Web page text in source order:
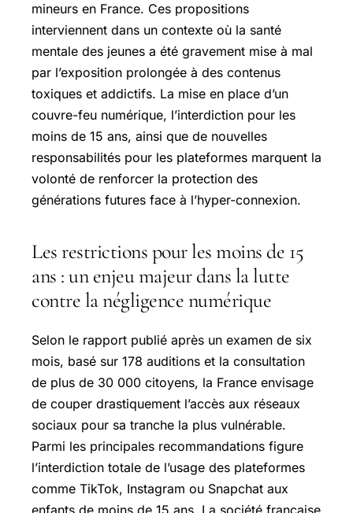
mineurs en France. Ces propositions
interviennent dans un contexte où la santé
mentale des jeunes a été gravement mise à mal
par l’exposition prolongée à des contenus
toxiques et addictifs. La mise en place d’un
couvre-feu numérique, l’interdiction pour les
moins de 15 ans, ainsi que de nouvelles
responsabilités pour les plateformes marquent la
volonté de renforcer la protection des
générations futures face à l’hyper-connexion.
Les restrictions pour les moins de 15
ans : un enjeu majeur dans la lutte
contre la négligence numérique
Selon le rapport publié après un examen de six
mois, basé sur 178 auditions et la consultation
de plus de 30 000 citoyens, la France envisage
de couper drastiquement l’accès aux réseaux
sociaux pour sa tranche la plus vulnérable.
Parmi les principales recommandations figure
l’interdiction totale de l’usage des plateformes
comme TikTok, Instagram ou Snapchat aux
enfants de moins de 15 ans. La société française